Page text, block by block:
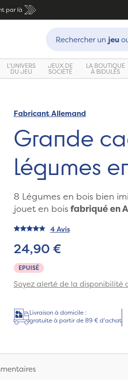
par là
Recherche :
Rechercher un jeu
L'UNIVERS
DU JEU
JEUX DE
SOCIÉTÉ
LA BOUTIQUE
À BIDULES
Fabricant Allemand
Grande
légumes
8 Légumes en bois bien
jouet en bois fabriqué en
4 Avis
EPUISÉ
24,90 €
Soyez alerté de la disponibilité
Livraison à domicile :
gratuite à partir de 89 € d'achat